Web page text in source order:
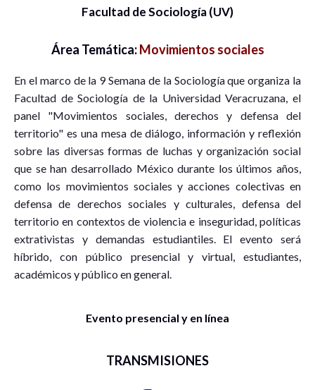
Facultad de Sociología (UV)
Área Temática:Movimientos sociales
En el marco de la 9 Semana de la Sociología que organiza la
Facultad de Sociología de la Universidad Veracruzana, el
panel "Movimientos sociales, derechos y defensa del
territorio" es una mesa de diálogo, información y reflexión
sobre las diversas formas de luchas y organización social
que se han desarrollado México durante los últimos años,
como los movimientos sociales y acciones colectivas en
defensa de derechos sociales y culturales, defensa del
territorio en contextos de violencia e inseguridad, políticas
extrativistas y demandas estudiantiles. El evento será
híbrido, con público presencial y virtual, estudiantes,
académicos y público en general.
Evento presencial y en línea
TRANSMISIONES